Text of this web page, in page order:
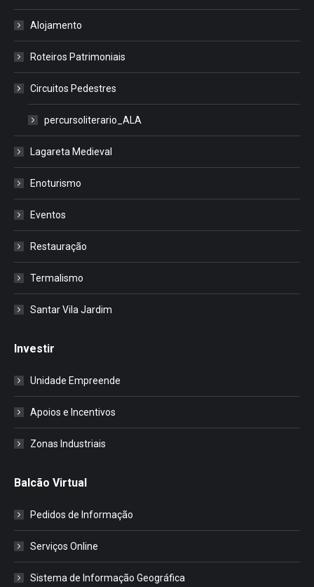
Alojamento
Roteiros Patrimoniais
Circuitos Pedestres
percursoliterario_ALA
Lagareta Medieval
Enoturismo
Eventos
Restauração
Termalismo
Santar Vila Jardim
Investir
Unidade Empreende
Apoios e Incentivos
Zonas Industriais
Balcão Virtual
Pedidos de Informação
Serviços Online
Sistema de Informação Geográfica